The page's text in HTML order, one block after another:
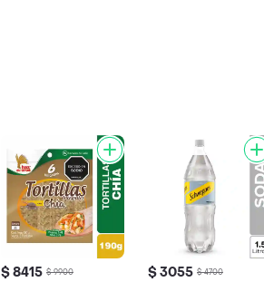
$ 8415 $ 9900 $ 3055 $ 4700